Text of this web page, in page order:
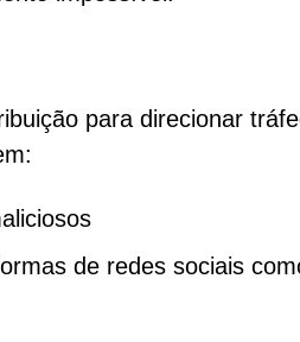
para direcionar
de redes sociais